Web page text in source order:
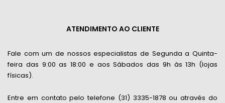
ATENDIMENTO AO CLIENTE
Fale com um de nossos especialistas de Segunda a Quinta-
feira das 9:00 as 18:00 e aos Sábados das 9h às 13h (lojas
físicas).
Entre em contato pelo telefone (31) 3335-1878 ou através do